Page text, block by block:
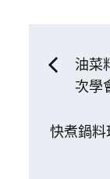
文油菜
次學
快煮鍋